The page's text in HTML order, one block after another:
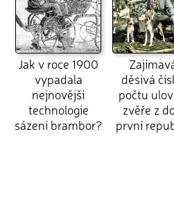
Jak v roce 1900
vypadala
nejnovější
technologie
sázení brambor?
děsivá
počtu
zvěře z
první